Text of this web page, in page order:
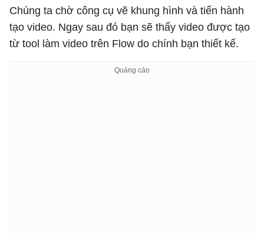
Chúng ta chờ công cụ vẽ khung hình và tiến hành
tạo video. Ngay sau đó bạn sẽ thấy video được tạo
từ tool làm video trên Flow do chính bạn thiết kế.